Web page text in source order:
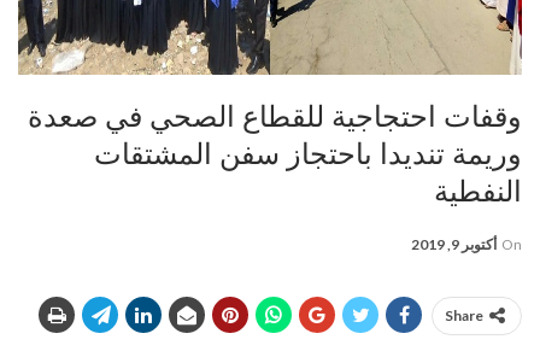
وقفات احتجاجية للقطاع الصحي في صعدة
وريمة تنديدا باحتجاز سفن المشتقات
النفطية
On أكتوبر 9, 2019
Share